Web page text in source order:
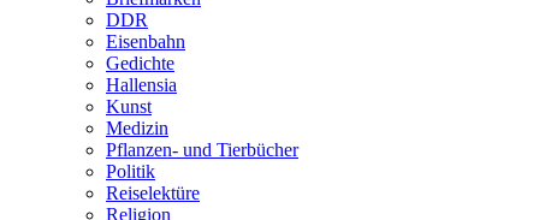
DDR
Eisenbahn
Gedichte
Hallensia
Kunst
Medizin
Pflanzen- und Tierbücher
Politik
Reiselektüre
Religion